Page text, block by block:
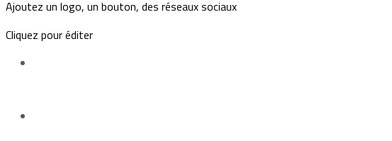
Ajoutez un logo, un bouton, des réseaux sociaux
Cliquez pour éditer